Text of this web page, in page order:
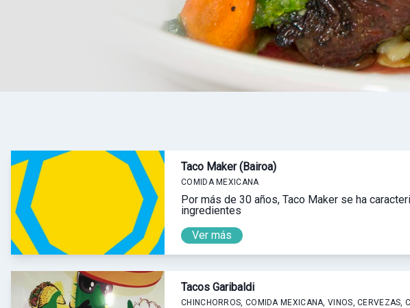
Taco Maker (Bairoa)
COMIDA MEXICANA
Por más de 30 años, Taco Maker se ha
ingredientes
Ver más
Tacos Garibaldi
CHINCHORROS, COMIDA MEXICANA, VINOS, CERVEZAS,